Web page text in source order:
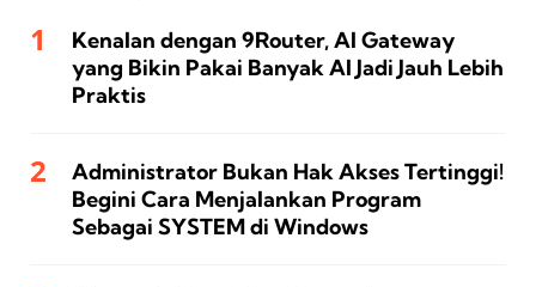
Kenalan dengan 9Router, AI Gateway
yang Bikin Pakai Banyak AI Jadi Jauh Lebih
Praktis
Administrator Bukan Hak Akses Tertinggi!
Begini Cara Menjalankan Program
Sebagai SYSTEM di Windows